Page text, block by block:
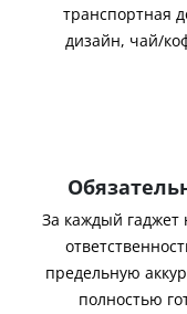
транспортная
дизайн, чай/
За каждый
предельную
полностью